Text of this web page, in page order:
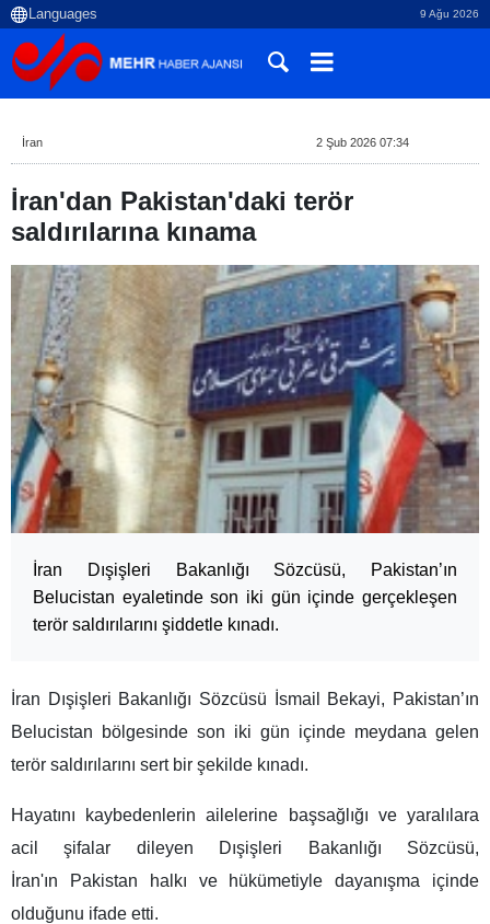
9 Ağu 2026
İran 2 Şub 2026 07:34
İran'dan Pakistan'daki terör
saldırılarına kınama
İran Dışişleri Bakanlığı Sözcüsü, Pakistan’ın
Belucistan eyaletinde son iki gün içinde gerçekleşen
terör saldırılarını şiddetle kınadı.
İran Dışişleri Bakanlığı Sözcüsü İsmail Bekayi, Pakistan’ın
Belucistan bölgesinde son iki gün içinde meydana gelen
terör saldırılarını sert bir şekilde kınadı.
Hayatını kaybedenlerin ailelerine başsağlığı ve yaralılara
acil şifalar dileyen Dışişleri Bakanlığı Sözcüsü,
İran'ın Pakistan halkı ve hükümetiyle dayanışma içinde
olduğunu ifade etti.